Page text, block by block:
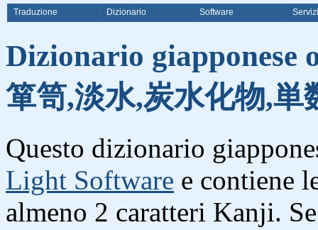
Traduzione Dizionario Software Servizi
Dizionario giapponese
箪笥,淡水,炭水化物,単
Questo dizionario
Light Software e contiene
almeno 2 caratteri Kanji.